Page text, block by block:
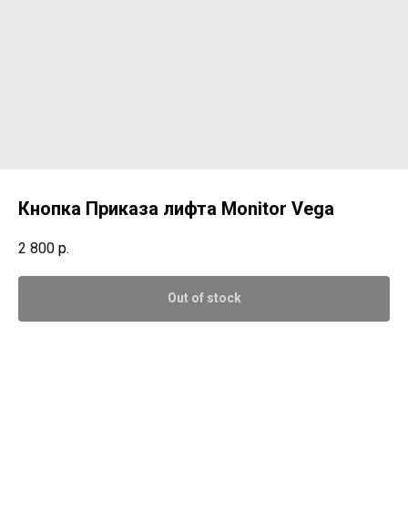
Кнопка Приказа лифта Monitor Vega
2 800 р.
Out of stock